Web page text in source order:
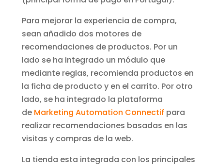
Para mejorar la experiencia de compra,
sean añadido dos motores de
recomendaciones de productos. Por un
lado se ha integrado un módulo que
mediante reglas, recomienda productos en
la ficha de producto y en el carrito. Por otro
lado, se ha integrado la plataforma
de Marketing Automation Connectif para
realizar recomendaciones basadas en las
visitas y compras de la web.
La tienda esta integrada con los principales